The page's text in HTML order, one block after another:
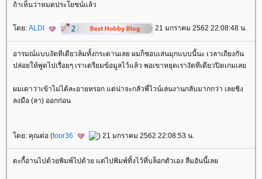
ถ้าเห็นว่าหมดประโยชน์แล้ว
ดย: ALDI 21 มกราคม 2562 22:08:48 น.
อารมณ์แบบงัดทีเดียวล้มทั้งกระดานเลย ผมก็ชอบเล่นมุกแบบนี้นะ เวลาเถียงกัน
ปล่อยให้พูดไปเรื่อยๆ เราเตรียมข้อมูลไว้แล้ว พอเขาหยุดเรางัดทีเดียวปิดเกมเล
ผมเดาว่าเข้าไม่ได้ละอายหรอก แต่น่าจะกลัวพี่ไวน์เล่นงานกลับมากกว่า เลยชิง
ลงมือ (ลา) ออกก่อน
ดย: คุณต่อ (toor36 ) 21 มกราคม 2562 22:08:53 น.
ตะกี้อ่านไปด้วยพิมพ์ไปด้วย แต่ไปพิมพ์ทิ้งไว้ที่บล็อกตัวเอง ลืมอันนี้เล